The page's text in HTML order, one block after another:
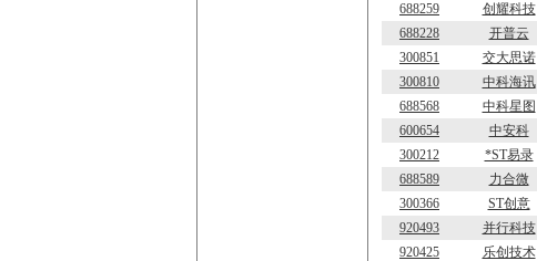
688259
创耀科技
688228
开普云
300851
交大思诺
300810
中科海讯
688568
中科星图
600654
中安科
300212
*ST易录
688589
力合微
300366
ST创意
920493
并行科技
920425
乐创技术